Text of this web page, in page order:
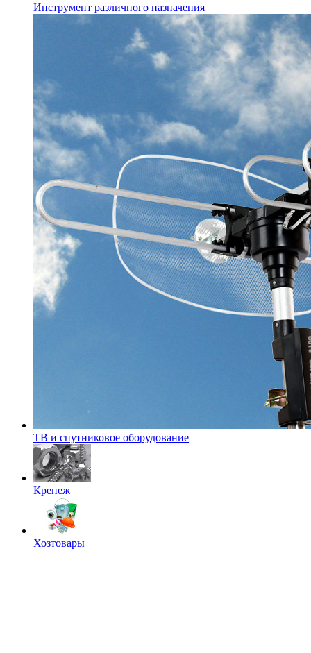
Инструмент различного назначения
ТВ и спутниковое оборудование
Крепеж
Хозтовары